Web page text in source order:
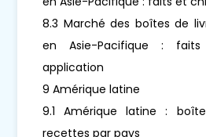
8.3 Marché des boîtes de
en Asie-Pacifique :
application
9 Amérique latine
9.1 Amérique latine :
recettes par pays